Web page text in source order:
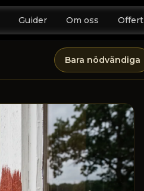
Guider Om oss Offert
Bara nödvändiga